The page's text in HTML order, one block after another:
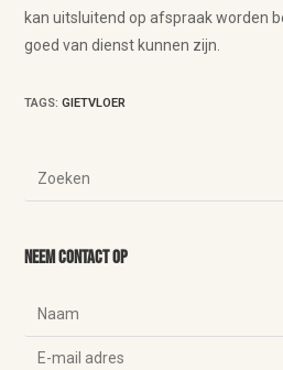
kan uitsluitend op afspraak worden
goed van dienst kunnen zijn.
TAGS:GIETVLOER
Neem contact op